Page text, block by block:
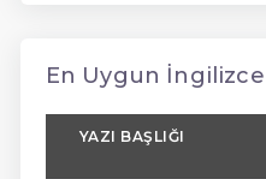
En Uygun
YAZI BAŞLIĞI